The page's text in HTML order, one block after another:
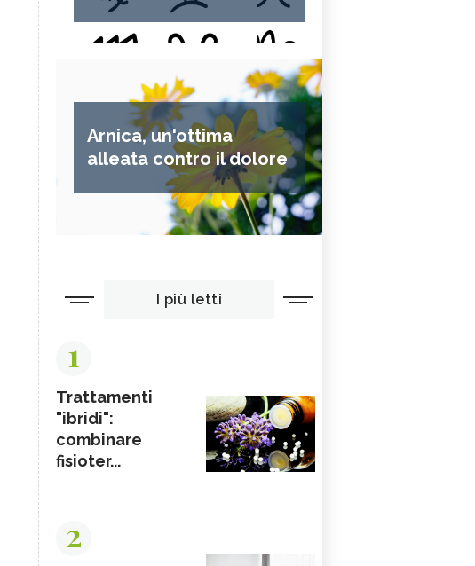
Arnica, un'ottima
alleata contro il dolore
I più letti
1
Trattamenti
"ibridi":
combinare
fisioter...
2